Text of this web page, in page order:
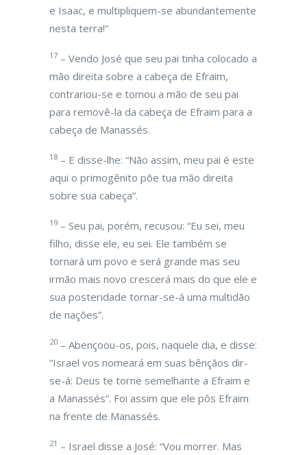
e Isaac, e multipliquem-se abundantemente
nesta terra!”
17 – Vendo José que seu pai tinha colocado a
mão direita sobre a cabeça de Efraim,
contrariou-se e tomou a mão de seu pai
para removê-la da cabeça de Efraim para a
cabeça de Manassés.
18 – E disse-lhe: “Não assim, meu pai é este
aqui o primogênito põe tua mão direita
sobre sua cabeça”.
19 – Seu pai, porém, recusou: “Eu sei, meu
filho, disse ele, eu sei. Ele também se
tornará um povo e será grande mas seu
irmão mais novo crescerá mais do que ele e
sua posteridade tornar-se-á uma multidão
de nações”.
20 – Abençoou-os, pois, naquele dia, e disse:
“Israel vos nomeará em suas bênçãos dir-
se-á: Deus te torne semelhante a Efraim e
a Manassés”. Foi assim que ele pôs Efraim
na frente de Manassés.
21 – Israel disse a José: “Vou morrer. Mas